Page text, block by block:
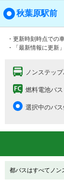
秋葉原駅前
・更新時刻時点での
・「最新情報に更新
ノンステッ
燃料電池バス
選択中のバ
都バスはすべてノ